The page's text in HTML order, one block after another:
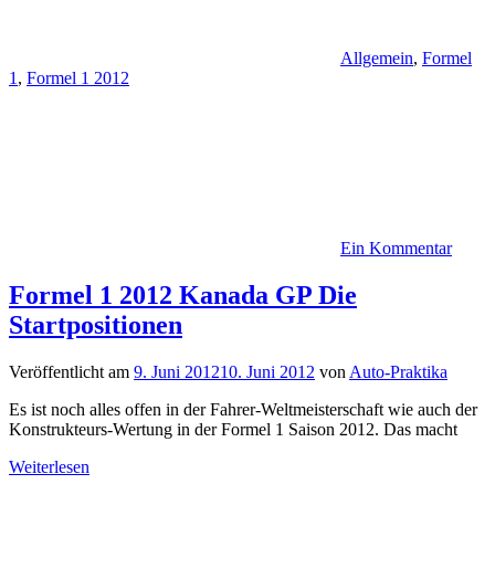
Allgemein, Formel
1, Formel 1 2012
Ein Kommentar
Formel 1 2012 Kanada GP Die
Startpositionen
Veröffentlicht am 9. Juni 201210. Juni 2012 von Auto-Praktika
Es ist noch alles offen in der Fahrer-Weltmeisterschaft wie auch der
Konstrukteurs-Wertung in der Formel 1 Saison 2012. Das macht
Weiterlesen